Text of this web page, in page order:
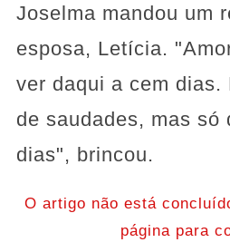
Joselma mandou um
esposa, Letícia.
ver daqui a cem dias.
de saudades, mas só
dias", brincou.
O artigo não está
página para